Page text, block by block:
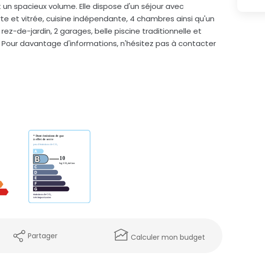
spacieux volume. Elle dispose d'un séjour avec
et vitrée, cuisine indépendante, 4 chambres ainsi qu'un
de-jardin, 2 garages, belle piscine traditionnelle et
davantage d'informations, n'hésitez pas à contacter
Partager Calculer mon budget